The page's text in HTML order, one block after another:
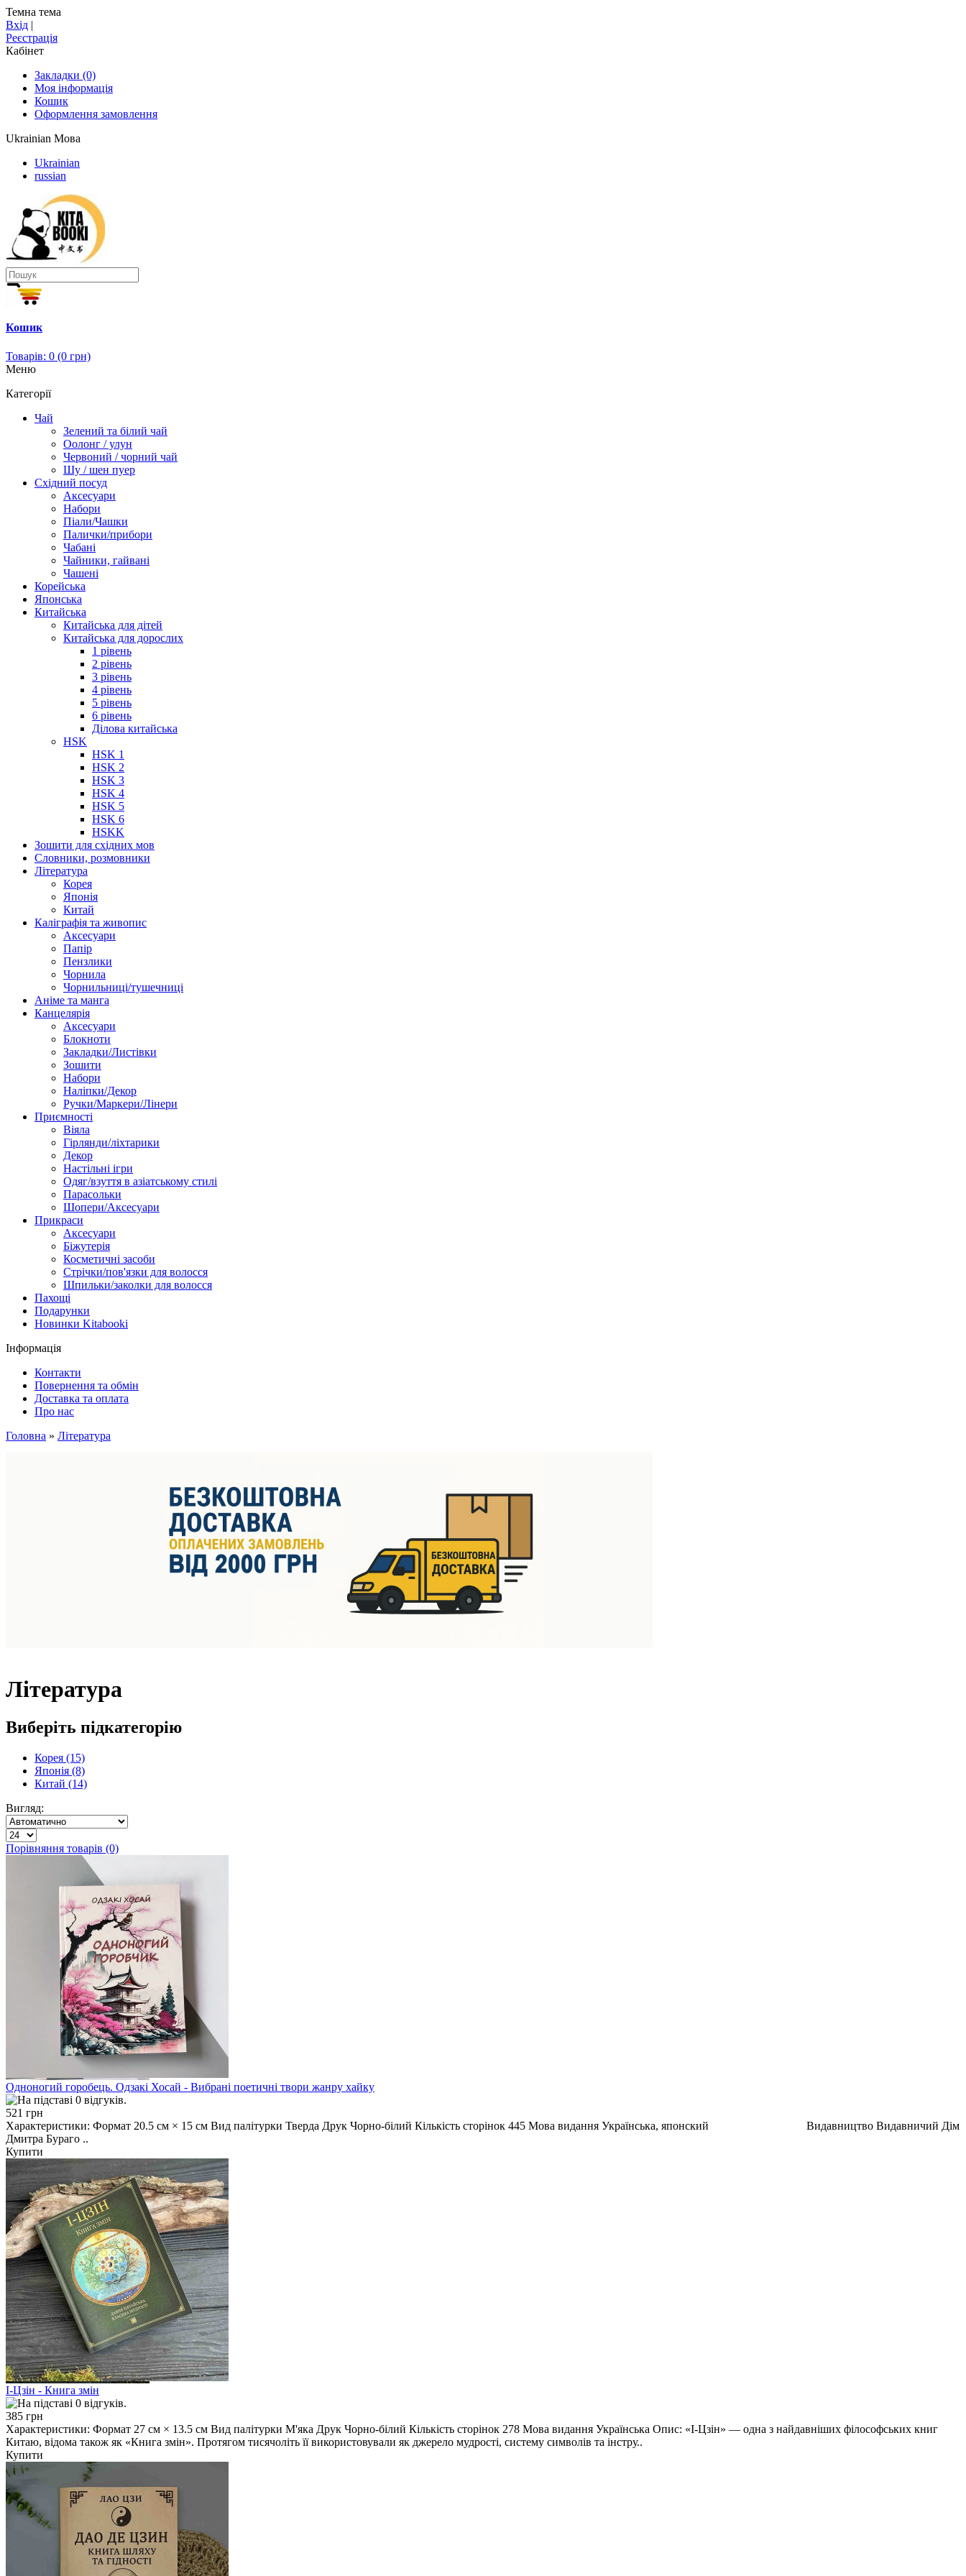
Темна тема
Вхід |
Реєстрація
Кабінет
Закладки (0)
Моя інформація
Кошик
Оформлення замовлення
Ukrainian Мова
Ukrainian
russian
Кошик
Товарів: 0 (0 грн)
Меню
Категорії
Чай
Зелений та білий чай
Оолонг / улун
Червоний / чорний чай
Шу / шен пуер
Східний посуд
Аксесуари
Набори
Піали/Чашки
Палички/прибори
Чабані
Чайники, гайвані
Чашені
Корейська
Японська
Китайська
Китайська для дітей
Китайська для дорослих
1 рівень
2 рівень
3 рівень
4 рівень
5 рівень
6 рівень
Ділова китайська
HSK
HSK 1
HSK 2
HSK 3
HSK 4
HSK 5
HSK 6
HSKK
Зошити для східних мов
Словники, розмовники
Література
Корея
Японія
Китай
Каліграфія та живопис
Аксесуари
Папір
Пензлики
Чорнила
Чорнильниці/тушечниці
Аніме та манга
Канцелярія
Аксесуари
Блокноти
Закладки/Листівки
Зошити
Набори
Наліпки/Декор
Ручки/Маркери/Лінери
Приємності
Віяла
Гірлянди/ліхтарики
Декор
Настільні ігри
Одяг/взуття в азіатському стилі
Парасольки
Шопери/Аксесуари
Прикраси
Аксесуари
Біжутерія
Косметичні засоби
Стрічки/пов'язки для волосся
Шпильки/заколки для волосся
Пахощі
Подарунки
Новинки Kitabooki
Інформація
Контакти
Повернення та обмін
Доставка та оплата
Про нас
Головна » Література
Література
Виберіть підкатегорію
Корея (15)
Японія (8)
Китай (14)
Вигляд:
Порівняння товарів (0)
Одноногий горобець. Одзакі Хосай - Вибрані поетичні твори жанру хайку
521 грн
Характеристики: Формат 20.5 см × 15 см Вид палітурки Тверда Друк Чорно-білий Кількість сторінок 445 Мова видання Українська, японский Видавництво Видавничий Дім
Дмитра Бураго ..
Купити
І-Цзін - Книга змін
385 грн
Характеристики: Формат 27 см × 13.5 см Вид палітурки М'яка Друк Чорно-білий Кількість сторінок 278 Мова видання Українська Опис: «І-Цзін» — одна з найдавніших філософських книг
Китаю, відома також як «Книга змін». Протягом тисячоліть її використовували як джерело мудрості, систему символів та інстру..
Купити